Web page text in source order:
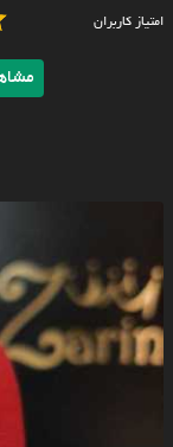
امتیاز کاربران